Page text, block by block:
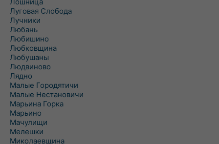
Луговая Слобода
Лучники
Любань
Любишино
Любковщина
Любушаны
Людвиново
Лядно
Малые Городятичи
Малые Нестановичи
Марьина Горка
Марьино
Мачулищи
Мелешки
Миколаевщина